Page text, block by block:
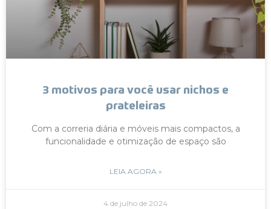
3 motivos para você usar nichos e
prateleiras
Com a correria diária e móveis mais compactos, a
funcionalidade e otimização de espaço são
LEIA AGORA »
4 de julho de 2024